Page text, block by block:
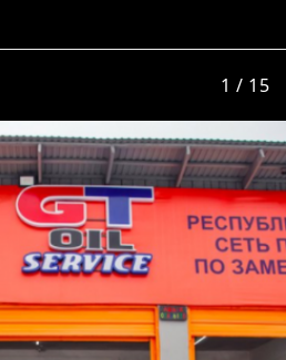
1 / 15